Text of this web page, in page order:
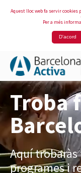
Aquest lloc web fa servir cookies
Per a més
D'acord
Salta al contingut
Troba
Aquí
programes i